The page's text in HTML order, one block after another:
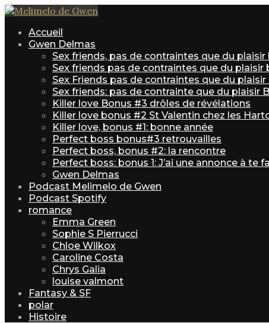
Accueil
Gwen Delmas
Sex friends, pas de contraintes que du
Sex friends pas de contraintes que du plaisir
Sex Friends pas de contraintes que du
Sex friends: pas de contrainte que du plaisir
Killer love Bonus #3 drôles de révélations
Killer love bonus #2 St Valentin chez les
Killer love, bonus #1: bonne année
Perfect boss bonus#3 retrouvailles
Perfect boss, bonus #2: la rencontre
Perfect boss: bonus 1: J’ai une annonce à te
Gwen Delmas
Podcast Melimelo de Gwen
Podcast Spotify
romance
Emma Green
Sophie S Pierrucci
Chloe Wilkox
Caroline Costa
Chrys Galia
louise valmont
Fantasy & SF
polar
Histoire